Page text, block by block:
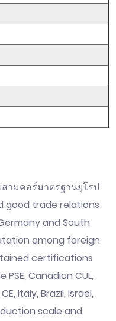
ามคอร์มาตรฐานยุโรป
good trade relations
and South
among foreign
certifications
Canadian CUL,
Italy, Brazil, Israel,
scale and